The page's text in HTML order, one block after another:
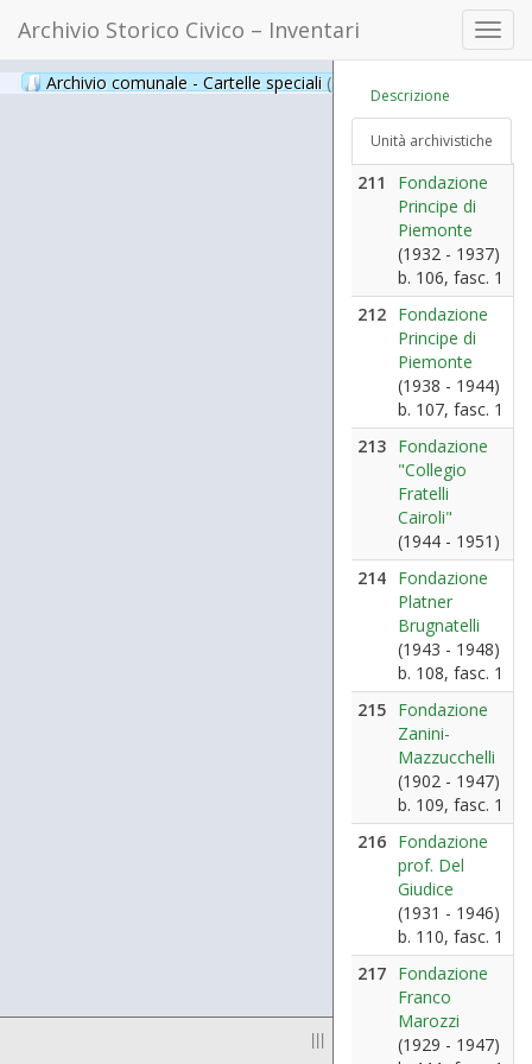
Archivio Storico Civico – Inventari
Archivio comunale - Cartelle speciali (397)
|||
Descrizione
Unità archivistiche
211
Fondazione
Principe di
Piemonte
(1932 - 1937)
b. 106, fasc. 1
212 Fondazione
Principe di
Piemonte
(1938 - 1944)
b. 107, fasc. 1
213 Fondazione
"Collegio
Fratelli
Cairoli"
(1944 - 1951)
214 Fondazione
Platner
Brugnatelli
(1943 - 1948)
b. 108, fasc. 1
215 Fondazione
Zanini-
Mazzucchelli
(1902 - 1947)
b. 109, fasc. 1
216 Fondazione
prof. Del
Giudice
(1931 - 1946)
b. 110, fasc. 1
217 Fondazione
Franco
Marozzi
(1929 - 1947)